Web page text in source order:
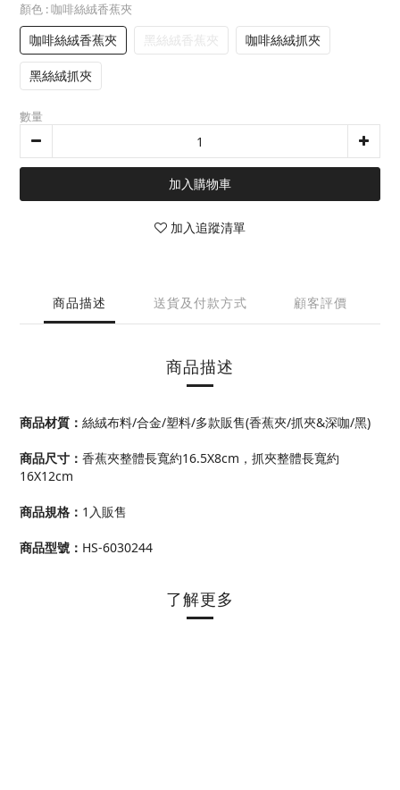
顏色 : 咖啡絲絨香蕉夾
咖啡絲絨香蕉夾 黑絲絨香蕉夾 咖啡絲絨抓夾
黑絲絨抓夾
數量
加入購物車
加入追蹤清單
商品描述 送貨及付款方式 顧客評價
商品描述
商品材質： 絲絨布料/合金/塑料/多款販售(香蕉夾/抓夾&深咖/黑)
商品尺寸 ： 香蕉夾整體長寬約16.5X8cm，抓夾整體長寬約
16X12cm
商品規格 ： 1入販售
商品型號 ： HS-6030244
了解更多